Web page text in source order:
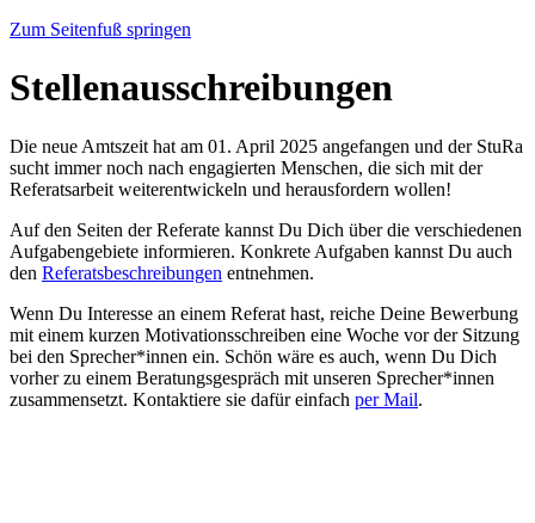
Zum Seitenfuß springen
Stellenausschreibungen
Die neue Amtszeit hat am 01. April 2025 angefangen und der StuRa
sucht immer noch nach engagierten Menschen, die sich mit der
Referatsarbeit weiterentwickeln und herausfordern wollen!
Auf den Seiten der Referate kannst Du Dich über die verschiedenen
Aufgabengebiete informieren. Konkrete Aufgaben kannst Du auch
den Referatsbeschreibungen entnehmen.
Wenn Du Interesse an einem Referat hast, reiche Deine Bewerbung
mit einem kurzen Motivationsschreiben eine Woche vor der Sitzung
bei den Sprecher*innen ein. Schön wäre es auch, wenn Du Dich
vorher zu einem Beratungsgespräch mit unseren Sprecher*innen
zusammensetzt. Kontaktiere sie dafür einfach per Mail.